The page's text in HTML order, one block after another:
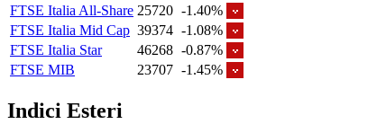
FTSE Italia All-Share 25720 -1.40%
FTSE Italia Mid Cap 39374 -1.08%
FTSE Italia Star
46268 -0.87%
FTSE MIB
23707 -1.45%
Indici Esteri